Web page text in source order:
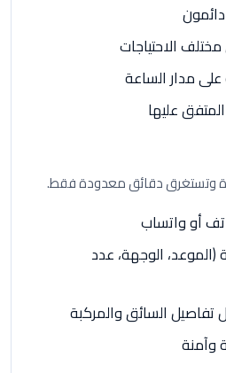
الاحتياجات
مدار الساعة
عليها
وتستغرق دقائق معدودة فقط.
أو واتساب
(الموعد، الوجهة، عدد
تفاصيل السائق والمركبة
وآمنة